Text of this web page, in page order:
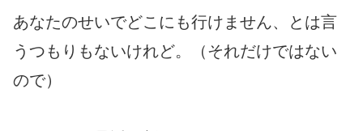
あなたのせいでどこにも行けません、とは言
うつもりもないけれど。（それだけではない
ので）